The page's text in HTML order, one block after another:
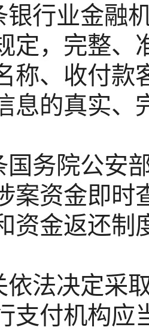
银行业金融
定，完整、
称、收付款
息的真实、
国务院公安
案资金即时
资金返还制
依法决定采
支付机构应